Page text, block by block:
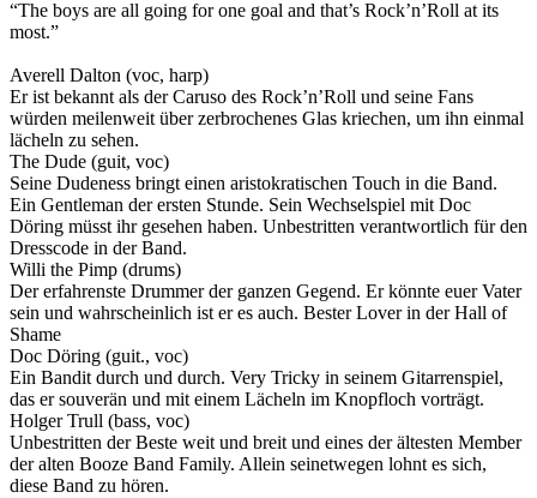
“The boys are all going for one goal and that’s Rock’n’Roll at its
most.”
Averell Dalton (voc, harp)
Er ist bekannt als der Caruso des Rock’n’Roll und seine Fans
würden meilenweit über zerbrochenes Glas kriechen, um ihn einmal
lächeln zu sehen.
The Dude (guit, voc)
Seine Dudeness bringt einen aristokratischen Touch in die Band.
Ein Gentleman der ersten Stunde. Sein Wechselspiel mit Doc
Döring müsst ihr gesehen haben. Unbestritten verantwortlich für den
Dresscode in der Band.
Willi the Pimp (drums)
Der erfahrenste Drummer der ganzen Gegend. Er könnte euer Vater
sein und wahrscheinlich ist er es auch. Bester Lover in der Hall of
Shame
Doc Döring (guit., voc)
Ein Bandit durch und durch. Very Tricky in seinem Gitarrenspiel,
das er souverän und mit einem Lächeln im Knopfloch vorträgt.
Holger Trull (bass, voc)
Unbestritten der Beste weit und breit und eines der ältesten Member
der alten Booze Band Family. Allein seinetwegen lohnt es sich,
diese Band zu hören.